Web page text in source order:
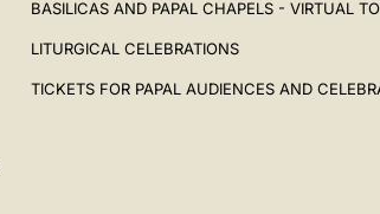
BASILICAS AND PAPAL CHAPELS - VIRTUAL
LITURGICAL CELEBRATIONS
TICKETS FOR PAPAL AUDIENCES AND